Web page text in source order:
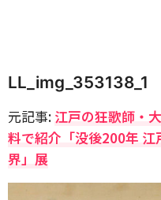
LL_img_353138_1
元記事: 江戸の狂歌師・
料で紹介「没後200年
界」展